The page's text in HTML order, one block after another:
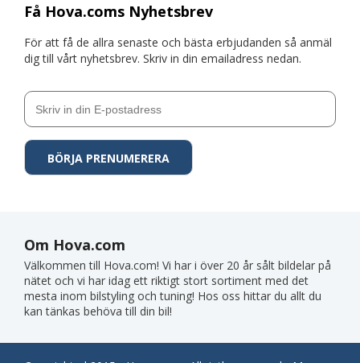
Få Hova.coms Nyhetsbrev
För att få de allra senaste och bästa erbjudanden så anmäl
dig till vårt nyhetsbrev. Skriv in din emailadress nedan.
Om Hova.com
Välkommen till Hova.com! Vi har i över 20 år sålt bildelar på
nätet och vi har idag ett riktigt stort sortiment med det
mesta inom bilstyling och tuning! Hos oss hittar du allt du
kan tänkas behöva till din bil!